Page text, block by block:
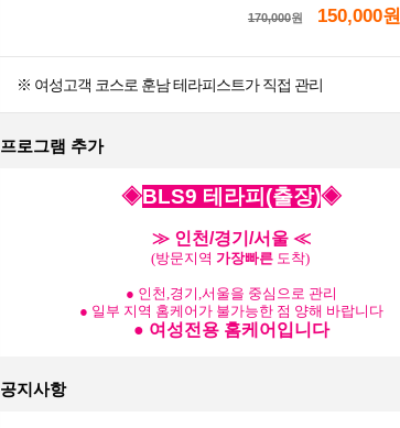
170,000원 150,000원
※ 여성고객 코스로 훈남 테라피스트가 직접 관리
프로그램 추가
◈BLS9 테라피(출장)◈
≫ 인천/경기/서울 ≪
(방문지역 가장빠른도착)
● 인천,경기,서울을 중심으로 관리
● 일부 지역 홈케어가 불가능한 점 양해 바랍니다
● 여성전용 홈케어입니다
공지사항